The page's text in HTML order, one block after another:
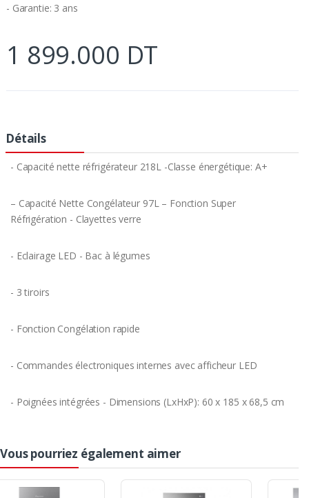
- Garantie: 3 ans
1 899.000 DT
Détails
- Capacité nette réfrigérateur 218L -Classe énergétique: A+
– Capacité Nette Congélateur 97L – Fonction Super
Réfrigération - Clayettes verre
- Eclairage LED - Bac à légumes
- 3 tiroirs
- Fonction Congélation rapide
- Commandes électroniques internes avec afficheur LED
- Poignées intégrées - Dimensions (LxHxP): 60 x 185 x 68,5 cm
Vous pourriez également aimer